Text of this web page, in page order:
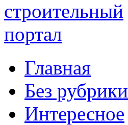
Главная
Без рубрики
Интересное